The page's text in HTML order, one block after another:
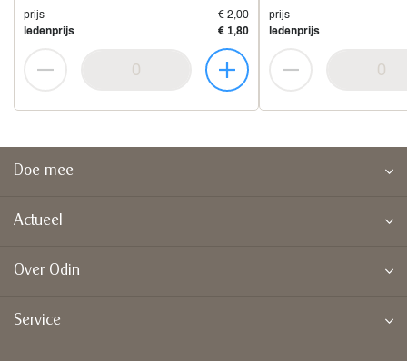
prijs
€ 2,00
ledenprijs
€ 1,80
prijs
ledenprijs
Doe mee
Actueel
Over Odin
Service